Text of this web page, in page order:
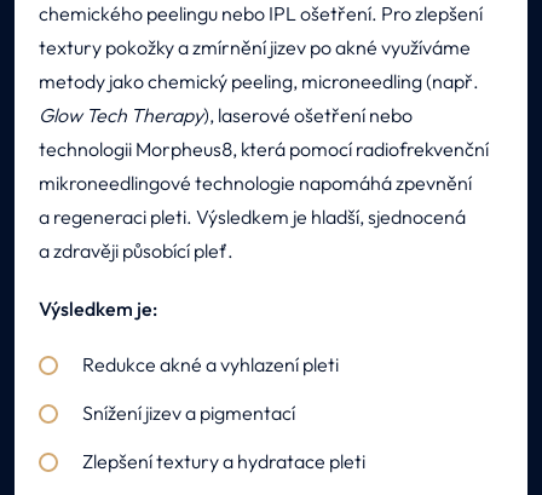
chemického peelingu nebo IPL ošetření. Pro zlepšení
textury pokožky a zmírnění jizev po akné využíváme
metody jako chemický peeling, microneedling (např.
Glow Tech Therapy), laserové ošetření nebo
technologii Morpheus8, která pomocí radiofrekvenční
mikroneedlingové technologie napomáhá zpevnění
a regeneraci pleti. Výsledkem je hladší, sjednocená
a zdravěji působící pleť.
Výsledkem je:
Redukce akné a vyhlazení pleti
Snížení jizev a pigmentací
Zlepšení textury a hydratace pleti